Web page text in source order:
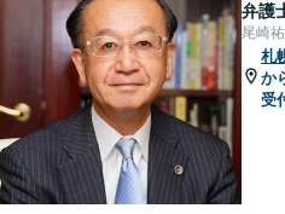
弁護
尾崎
札
か
受